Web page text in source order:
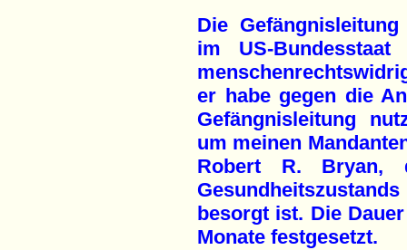
Die
im US-
er habe gegen die
Gefängnisleitung
um meinen
Robert R. Bryan,
besorgt ist. Die
Monate festgesetzt.